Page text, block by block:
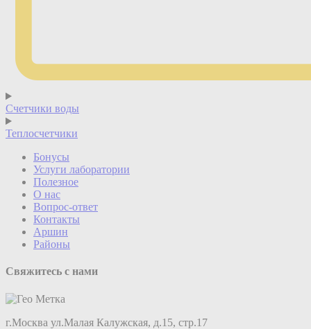
Счетчики воды
Теплосчетчики
Бонусы
Услуги лаборатории
Полезное
О нас
Вопрос-ответ
Контакты
Аршин
Районы
Свяжитесь с нами
г.Москва ул.Малая Калужская, д.15, стр.17